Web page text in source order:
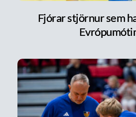
Fjórar stjörnur sem